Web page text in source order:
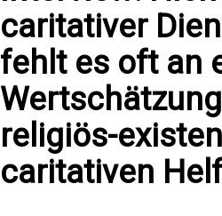
caritativer
fehlt es oft
religiös-
caritativen